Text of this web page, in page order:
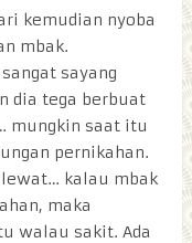
kemudian nyoba
mbak.
sayang
dia tega berbuat
mungkin saat itu
pernikahan.
kalau mbak
maka
walau sakit. Ada